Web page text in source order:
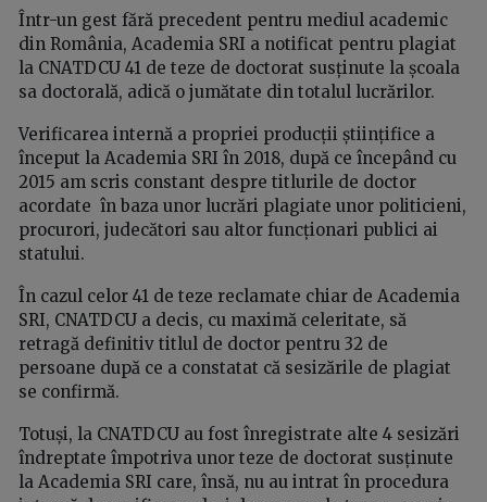
Într-un gest fără precedent pentru mediul academic
din România, Academia SRI a notificat pentru plagiat
la CNATDCU 41 de teze de doctorat susținute la școala
sa doctorală, adică o jumătate din totalul lucrărilor.
Verificarea internă a propriei producții științifice a
început la Academia SRI în 2018, după ce începând cu
2015 am scris constant despre titlurile de doctor
acordate în baza unor lucrări plagiate unor politicieni,
procurori, judecători sau altor funcționari publici ai
statului.
În cazul celor 41 de teze reclamate chiar de Academia
SRI, CNATDCU a decis, cu maximă celeritate, să
retragă definitiv titlul de doctor pentru 32 de
persoane după ce a constatat că sesizările de plagiat
se confirmă.
Totuși, la CNATDCU au fost înregistrate alte 4 sesizări
îndreptate împotriva unor teze de doctorat susținute
la Academia SRI care, însă, nu au intrat în procedura